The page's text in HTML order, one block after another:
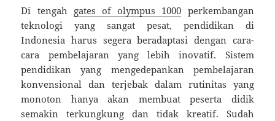
Di tengah gates of olympus 1000 perkembangan
teknologi yang sangat pesat, pendidikan di
Indonesia harus segera beradaptasi dengan cara-
cara pembelajaran yang lebih inovatif. Sistem
pendidikan yang mengedepankan pembelajaran
konvensional dan terjebak dalam rutinitas yang
monoton hanya akan membuat peserta didik
semakin terkungkung dan tidak kreatif. Sudah